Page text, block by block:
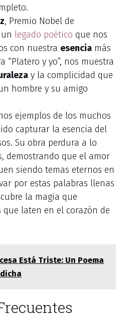
, Premio Nobel de
legado poético que nos
con nuestra esencia más
“Platero y yo”, nos muestra
y la complicidad que
hombre y su amigo
ejemplos de los muchos
capturar la esencia del
Su obra perdura a lo
demostrando que el amor
siendo temas eternos en
por estas palabras llenas
la magia que
que laten en el corazón de
Está Triste: Un Poema